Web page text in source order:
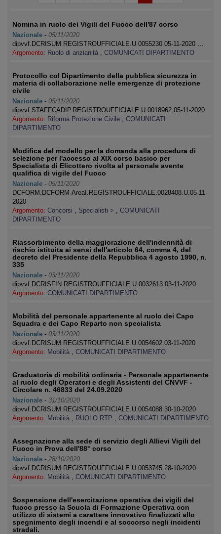
Nomina in ruolo dei Vigili del Fuoco dell'87 corso
Nazionale - 05/11/2020
dipvvf.DCRISUM.REGISTROUFFICIALE.U.0055230.05-11-2020 …
Argomento: Ruolo di anzianità , COMUNICATI DIPARTIMENTO
Protocollo col Dipartimento della pubblica sicurezza in
materia di collaborazione nelle emergenze di protezione
civile
Nazionale - 05/11/2020
dipvvf.STAFFCADIP.REGISTROUFFICIALE.U.0018962.05-11-2020
Argomento: Riforma Protezione Civile , COMUNICATI
DIPARTIMENTO
Modifica del modello per la domanda alla procedura di
selezione per l'accesso al XIX corso basico per
Specialista di Elicottero rivolta al personale avente
qualifica di vigile del Fuoco
Nazionale - 05/11/2020
DCFORM.DCFORM-AreaI.REGISTROUFFICIALE.0028408.U.05-11-
2020
Argomento: Concorsi , Specialisti > , COMUNICATI
DIPARTIMENTO
Riassorbimento della maggiorazione dell'indennità di
rischio istituita ai sensi dell'articolo 64, comma 4, del
decreto del Presidente della Repubblica 4 agosto 1990, n.
335
Nazionale - 03/11/2020
dipvvf.DCRISFIN.REGISTROUFFICIALE.U.0032613.03-11-2020
Argomento: COMUNICATI DIPARTIMENTO
Mobilità del personale appartenente al ruolo dei Capo
Squadra e dei Capo Reparto non specialista
Nazionale - 03/11/2020
dipvvf.DCRISUM.REGISTROUFFICIALE.U.0054602.03-11-2020
Argomento: Mobilità , COMUNICATI DIPARTIMENTO
Graduatoria di mobilità ordinaria - Personale appartenente
al ruolo degli Operatori e degli Assistenti del CNVVF -
Circolare n. 46833 del 24.09.2020
Nazionale - 31/10/2020
dipvvf.DCRISUM.REGISTROUFFICIALE.U.0054088.30-10-2020
Argomento: Mobilità , RUOLO RTP , COMUNICATI DIPARTIMENTO
Assegnazione alla sede di servizio degli Allievi Vigili del
Fuoco in Prova dell'88° corso
Nazionale - 28/10/2020
dipvvf.DCRISUM.REGISTROUFFICIALE.U.0053745.28-10-2020
Argomento: Mobilità , COMUNICATI DIPARTIMENTO
Sospensione dell'esercitazione operativa dei vigili del
fuoco presso la Scuola di Formazione Operativa con
utilizzo di sistemi a carattere innovativo finalizzati allo
spegnimento degli incendi e al soccorso negli incidenti
stradali.